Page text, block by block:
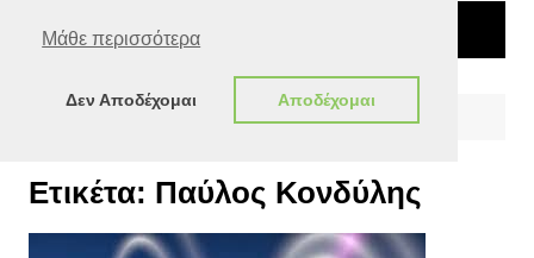
Μάθε περισσότερα
Δεν Αποδέχομαι Αποδέχομαι
Παύλος Κονδύλης
Ετικέτα: Παύλος Κονδύλης